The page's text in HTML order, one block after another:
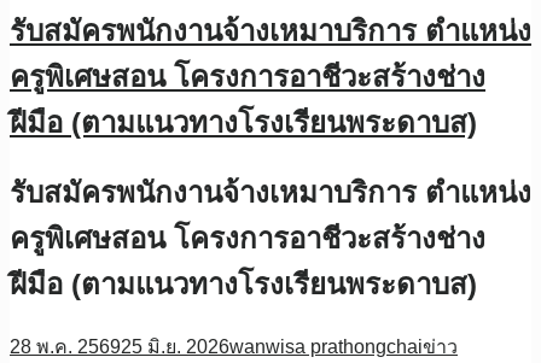
รับสมัครพนักงานจ้างเหมาบริการ ตำแหน่ง
ครูพิเศษสอน โครงการอาชีวะสร้างช่าง
ฝีมือ (ตามแนวทางโรงเรียนพระดาบส)
รับสมัครพนักงานจ้างเหมาบริการ ตำแหน่ง
ครูพิเศษสอน โครงการอาชีวะสร้างช่าง
ฝีมือ (ตามแนวทางโรงเรียนพระดาบส)
28 พ.ค. 256925 มิ.ย. 2026wanwisa prathongchaiข่าว